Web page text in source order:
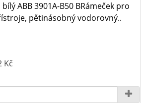
ABB 3901A-B50 BRámeček pro
pětinásobný vodorovný..
Kč